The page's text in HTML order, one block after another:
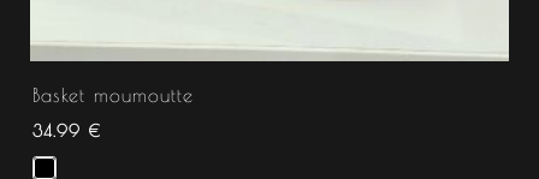
Basket moumoutte
34.99 €